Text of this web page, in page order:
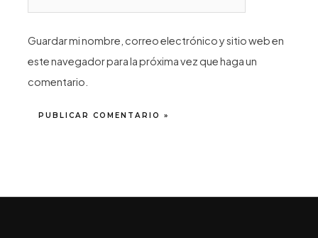
Guardar mi nombre, correo electrónico y sitio web en
este navegador para la próxima vez que haga un
comentario.